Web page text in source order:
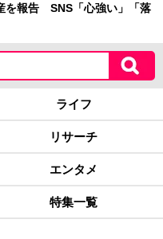
を報告 SNS「心強い」「落
ライフ
リサーチ
エンタメ
特集一覧